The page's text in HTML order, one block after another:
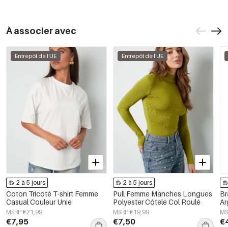
À associer avec
Entrepôt de l'UE
2 à 5 jours
Coton Tricoté T-shirt Femme
Casual Couleur Unie
MSRP €21,99
€7,95
Entrepôt de l'UE
2 à 5 jours
Pull Femme Manches Longues
Polyester Côtelé Col Roulé
MSRP €19,99
€7,50